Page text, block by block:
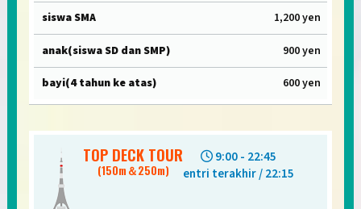
anak
SD
bayi
tahun
1,200 yen
900 yen
600 yen
TOP DECK TOUR
(150m＆250m)
9:00 - 22:45
entri terakhir / 22:15